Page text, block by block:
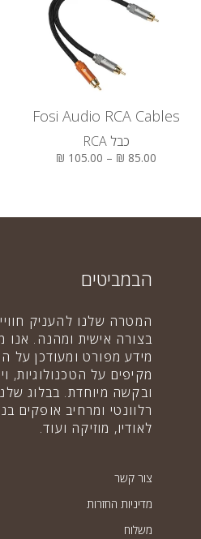
Fosi Audio RCA Cables
כבל RCA
85.00 ₪ – 105.00 ₪
הבמביטים
המטרה שלנו להעניק
בצורה אישית ומהנה.
מידע מפורט ומעודכן על
מקיפים על הטכנולוגיות,
ובקשה מיוחדת. בבלוג
רלוונטי ומרחיב אופקים
לאודיו, מוזיקה ועוד.
צור קשר
מדיניות החזרות
משלוח